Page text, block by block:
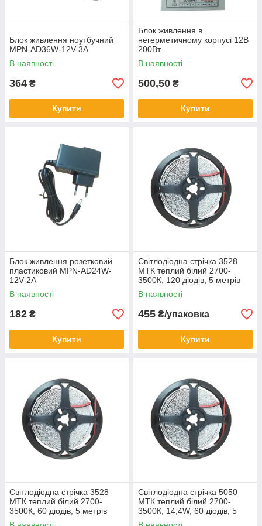
Блок живлення ноутбучний
MPN-AD36W-12V-3A
В наявності
364 ₴
Купити
Блок живлення в
негерметичному корпусі 12В
200Вт
В наявності
500,50 ₴
Купити
Блок живлення розетковий
пластиковий MPN-AD24W-
12V-2A
В наявності
182 ₴
Купити
Світлодіодна стрічка 3528
МТК теплий білий 2700-
3500К, 120 діодів, 5 метрів
В наявності
455 ₴/упаковка
Купити
Світлодіодна стрічка 3528
МТК теплий білий 2700-
3500К, 60 діодів, 5 метрів
Світлодіодна стрічка 5050
МТК теплий білий 2700-
3500К, 14,4W, 60 діодів, 5
метрів